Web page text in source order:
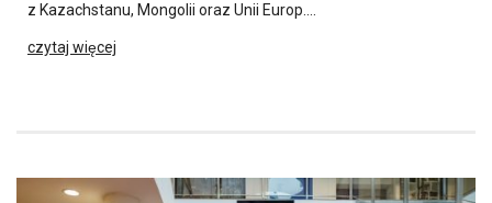
z Kazachstanu, Mongolii oraz Unii Europ….
czytaj więcej